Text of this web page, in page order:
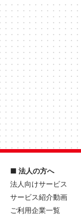
■ 法人の方へ
法人向けサービス
サービス紹介動画
ご利用企業一覧